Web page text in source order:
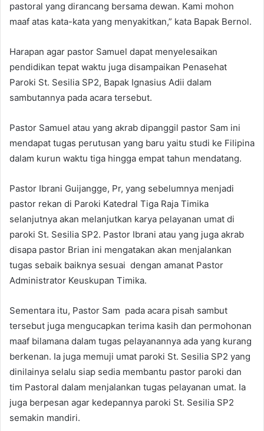
pastoral yang dirancang bersama dewan. Kami mohon
maaf atas kata-kata yang menyakitkan,” kata Bapak Bernol.
Harapan agar pastor Samuel dapat menyelesaikan
pendidikan tepat waktu juga disampaikan Penasehat
Paroki St. Sesilia SP2, Bapak Ignasius Adii dalam
sambutannya pada acara tersebut.
Pastor Samuel atau yang akrab dipanggil pastor Sam ini
mendapat tugas perutusan yang baru yaitu studi ke Filipina
dalam kurun waktu tiga hingga empat tahun mendatang.
Pastor Ibrani Guijangge, Pr, yang sebelumnya menjadi
pastor rekan di Paroki Katedral Tiga Raja Timika
selanjutnya akan melanjutkan karya pelayanan umat di
paroki St. Sesilia SP2. Pastor Ibrani atau yang juga akrab
disapa pastor Brian ini mengatakan akan menjalankan
tugas sebaik baiknya sesuai dengan amanat Pastor
Administrator Keuskupan Timika.
Sementara itu, Pastor Sam pada acara pisah sambut
tersebut juga mengucapkan terima kasih dan permohonan
maaf bilamana dalam tugas pelayanannya ada yang kurang
berkenan. Ia juga memuji umat paroki St. Sesilia SP2 yang
dinilainya selalu siap sedia membantu pastor paroki dan
tim Pastoral dalam menjalankan tugas pelayanan umat. Ia
juga berpesan agar kedepannya paroki St. Sesilia SP2
semakin mandiri.